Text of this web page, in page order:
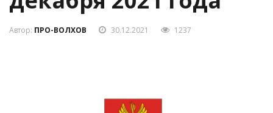
Автор: ПРО-ВОЛХОВ 30.12.2021 1237